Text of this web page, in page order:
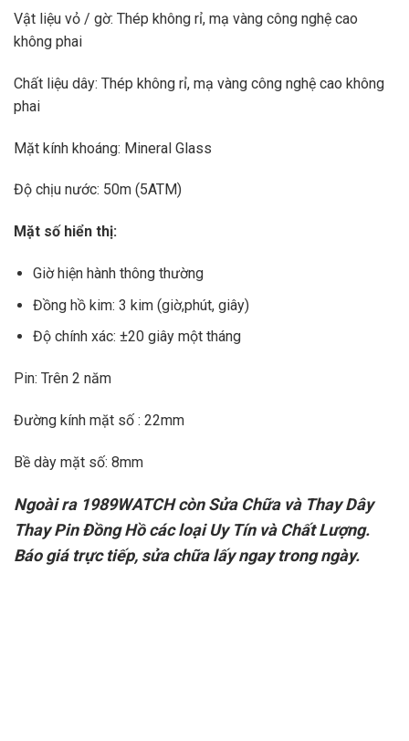
Vật liệu vỏ / gờ: Thép không rỉ, mạ vàng công nghệ cao
không phai
Chất liệu dây: Thép không rỉ, mạ vàng công nghệ cao không
phai
Mặt kính khoáng: Mineral Glass
Độ chịu nước: 50m (5ATM)
Mặt số hiển thị:
Giờ hiện hành thông thường
Đồng hồ kim: 3 kim (giờ,phút, giây)
Độ chính xác: ±20 giây một tháng
Pin: Trên 2 năm
Đường kính mặt số : 22mm
Bề dày mặt số: 8mm
Ngoài ra 1989WATCH còn Sửa Chữa và Thay Dây
Thay Pin Đồng Hồ các loại Uy Tín và Chất Lượng.
Báo giá trực tiếp, sửa chữa lấy ngay trong ngày.